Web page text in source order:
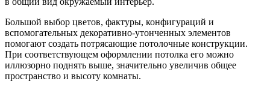
Большой выбор цветов, фактуры, конфигураций и
вспомогательных декоративно-утонченных элементов
помогают создать потрясающие потолочные конструкции.
При соответствующем оформлении потолка его можно
иллюзорно поднять выше, значительно увеличив общее
пространство и высоту комнаты.